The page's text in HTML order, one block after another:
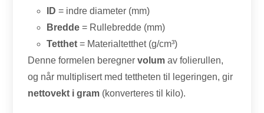
ID = indre diameter (mm)
Bredde = Rullebredde (mm)
Tetthet = Materialtetthet (g/cm³)
Denne formelen beregnervolum av folierullen,
og når multiplisert med tettheten til legeringen, gir
nettovekt i gram (konverteres til kilo).